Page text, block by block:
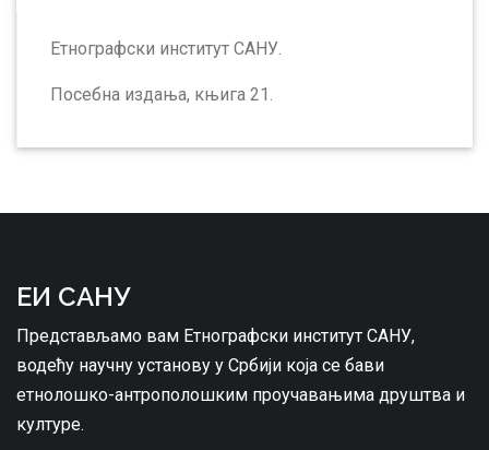
Етнографски институт САНУ.
Посебна издања, књига 21.
ЕИ САНУ
Представљамо вам Етнографски институт САНУ,
водећу научну установу у Србији која се бави
етнолошко-антрополошким проучавањима друштва и
културе.